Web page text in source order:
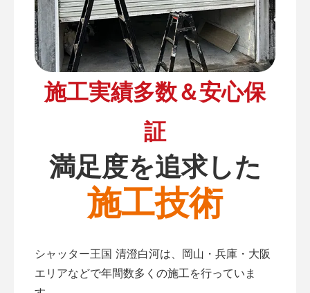
施工実績多数＆安心保
証
満足度を追求した
施工技術
シャッター王国 清澄白河は、岡山・兵庫・大阪
エリアなどで年間数多くの施工を行っていま